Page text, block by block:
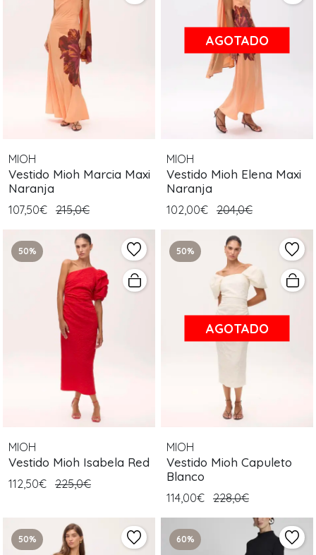
MIOH
Vestido Mioh Marcia Maxi
Naranja
107,50€ 215,0€
AGOTADO
MIOH
Vestido Mioh Elena Maxi
Naranja
102,00€ 204,0€
50%
MIOH
Vestido Mioh Isabela Red
112,50€ 225,0€
50%
AGOTADO
MIOH
Vestido Mioh Capuleto
Blanco
114,00€ 228,0€
50% 60%